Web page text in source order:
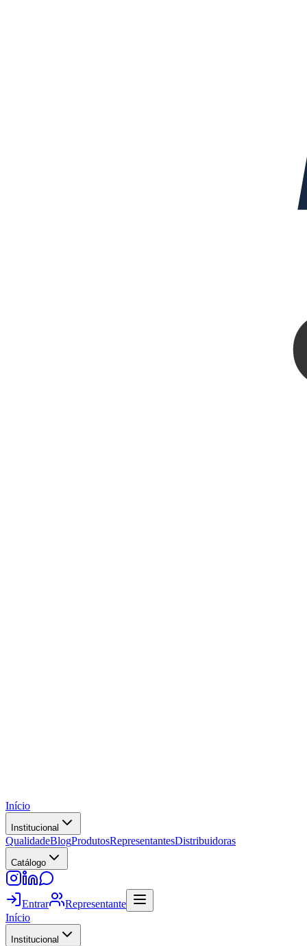
Início
Institucional
QualidadeBlogProdutosRepresentantesDistribuidoras
Catálogo
Entrar
Representante
Início
Institucional